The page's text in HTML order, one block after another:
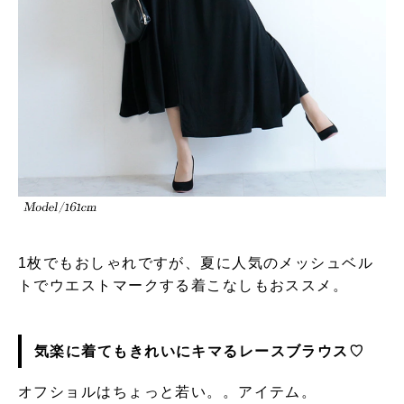
1枚でもおしゃれですが、夏に人気のメッシュベル
トでウエストマークする着こなしもおススメ。
気楽に着てもきれいにキマるレースブラウス♡
オフショルはちょっと若い。。アイテム。